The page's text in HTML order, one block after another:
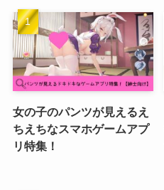
女の子のパンツが見えるえ
ちえちなスマホゲームアプ
リ特集！